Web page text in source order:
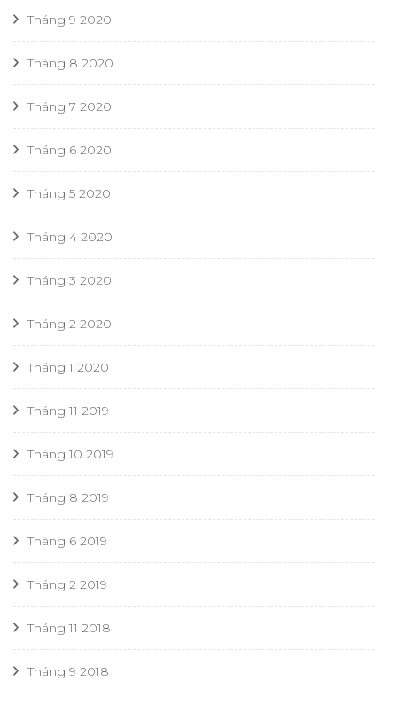
Tháng 9 2020
Tháng 8 2020
Tháng 7 2020
Tháng 6 2020
Tháng 5 2020
Tháng 4 2020
Tháng 3 2020
Tháng 2 2020
Tháng 1 2020
Tháng 11 2019
Tháng 10 2019
Tháng 8 2019
Tháng 6 2019
Tháng 2 2019
Tháng 11 2018
Tháng 9 2018